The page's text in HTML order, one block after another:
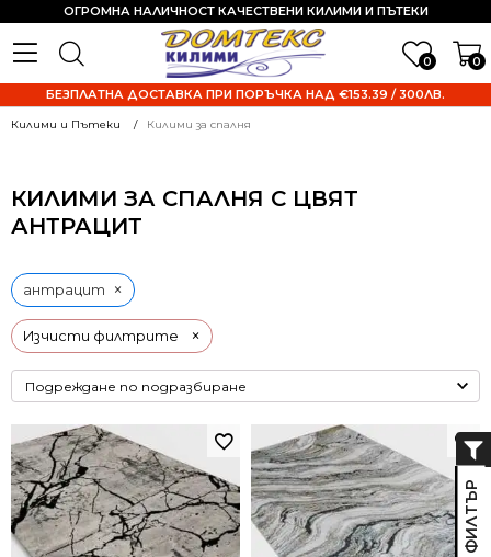
0 0
ОГРОМНА НАЛИЧНОСТ КАЧЕСТВЕНИ КИЛИМИ И ПЪТЕКИ
БЕЗПЛАТНА ДОСТАВКА ПРИ ПОРЪЧКА НАД €153.39 / 300ЛВ.
Килими и Пътеки Килими за спалня
КИЛИМИ ЗА СПАЛНЯ С ЦВЯТ
АНТРАЦИТ
Изчисти филтрите ×
антрацит ×